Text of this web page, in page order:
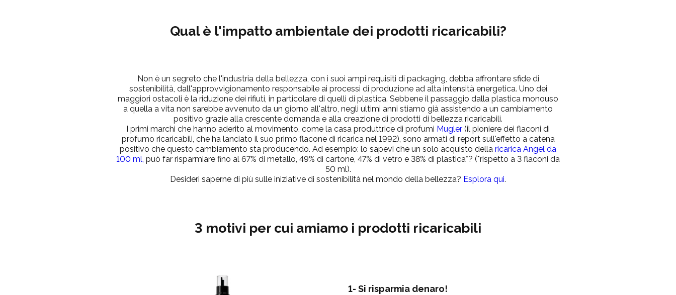
Qual è l'impatto ambientale dei prodotti ricaricabili?
Non è un segreto che l'industria della bellezza, con i suoi ampi requisiti di packaging, debba affrontare sfide di
sostenibilità, dall'approvvigionamento responsabile ai processi di produzione ad alta intensità energetica. Uno dei
maggiori ostacoli è la riduzione dei rifiuti, in particolare di quelli di plastica. Sebbene il passaggio dalla plastica monouso
a quella a vita non sarebbe avvenuto da un giorno all'altro, negli ultimi anni stiamo già assistendo a un cambiamento
positivo grazie alla crescente domanda e alla creazione di prodotti di bellezza ricaricabili.
I primi marchi che hanno aderito al movimento, come la casa produttrice di profumi Mugler (il pioniere dei flaconi di
profumo ricaricabili, che ha lanciato il suo primo flacone di ricarica nel 1992), sono armati di report sull'effetto a catena
positivo che questo cambiamento sta producendo. Ad esempio: lo sapevi che un solo acquisto della ricarica Angel da
100 ml, può far risparmiare fino al 67% di metallo, 49% di cartone, 47% di vetro e 38% di plastica*? (*rispetto a 3 flaconi da
50 ml).
Desideri saperne di più sulle iniziative di sostenibilità nel mondo della bellezza? Esplora qui.
3 motivi per cui amiamo i prodotti ricaricabili
1- Si risparmia denaro!